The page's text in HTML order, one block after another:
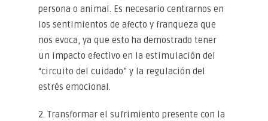
persona o animal. Es necesario centrarnos en
los sentimientos de afecto y franqueza que
nos evoca, ya que esto ha demostrado tener
un impacto efectivo en la estimulación del
“circuito del cuidado” y la regulación del
estrés emocional.
2. Transformar el sufrimiento presente con la